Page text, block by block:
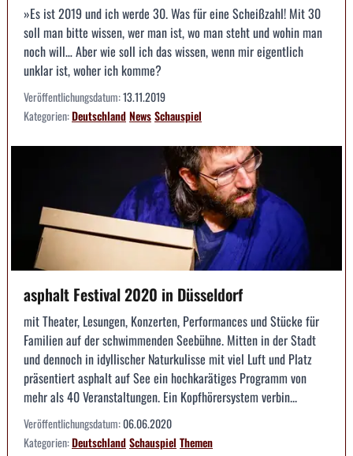
»Es ist 2019 und ich werde 30. Was für eine Scheißzahl! Mit 30
soll man bitte wissen, wer man ist, wo man steht und wohin man
noch will… Aber wie soll ich das wissen, wenn mir eigentlich
unklar ist, woher ich komme?
Veröffentlichungsdatum:13.11.2019
Kategorien:DeutschlandNewsSchauspiel
asphalt Festival 2020 in Düsseldorf
mit Theater, Lesungen, Konzerten, Performances und Stücke für
Familien auf der schwimmenden Seebühne. Mitten in der Stadt
und dennoch in idyllischer Naturkulisse mit viel Luft und Platz
präsentiert asphalt auf See ein hochkarätiges Programm von
mehr als 40 Veranstaltungen. Ein Kopfhörersystem verbin...
Veröffentlichungsdatum:06.06.2020
Kategorien:DeutschlandSchauspiel Themen